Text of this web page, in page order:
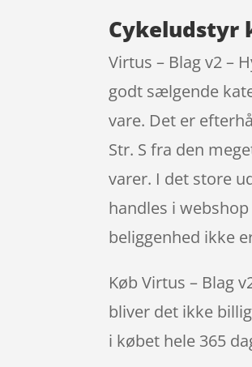
Cykeludstyr
Virtus – Blag v2 –
godt sælgende
vare. Det er
Str. S fra den
varer. I det store
handles i
beliggenhed ikke
Køb Virtus – Blag
bliver det ikke
i købet hele 365